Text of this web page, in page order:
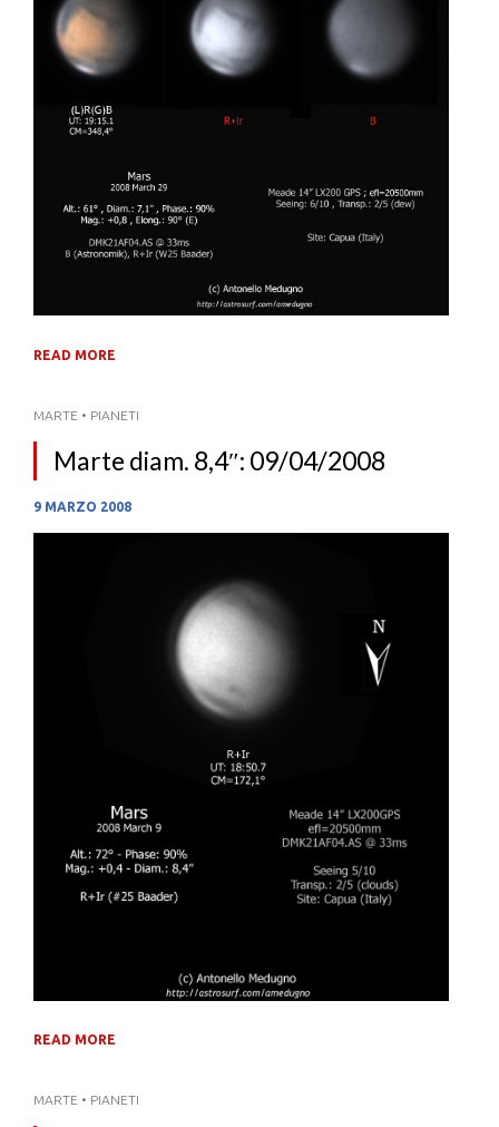
READ MORE
MARTE • PIANETI
Marte diam. 8,4″: 09/04/2008
9 MARZO 2008
READ MORE
MARTE • PIANETI